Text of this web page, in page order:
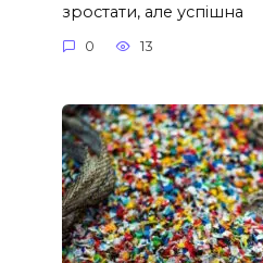
зростати, але успішна
0 13